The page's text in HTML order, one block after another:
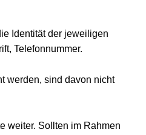
Identität der jeweiligen
Telefonnummer.
werden, sind davon nicht
weiter. Sollten im Rahmen